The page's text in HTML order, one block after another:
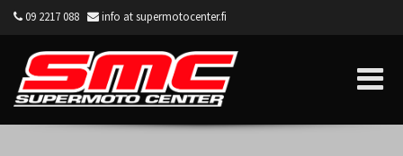
09 2217 088 info at supermotocenter.fi